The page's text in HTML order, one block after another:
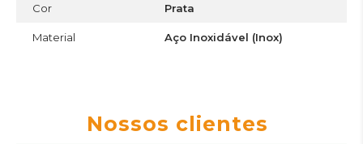
Cor Prata
Material Aço Inoxidável (Inox)
Nossos clientes